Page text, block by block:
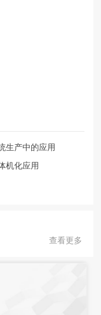
查看更多
生产中的应用
机化应用